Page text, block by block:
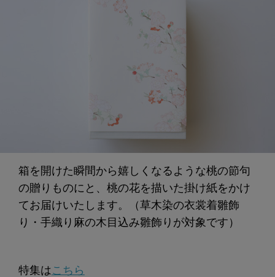
箱を開けた瞬間から嬉しくなるような桃の節句
の贈りものにと、桃の花を描いた掛け紙をかけ
てお届けいたします。（草木染の衣裳着雛飾
り・手織り麻の木目込み雛飾りが対象です）
特集は こちら